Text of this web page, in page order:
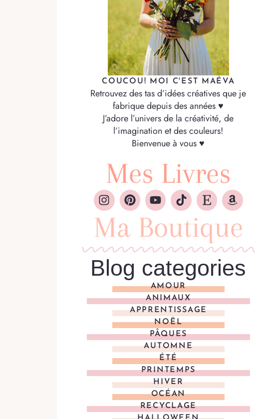
COUCOU! MOI C'EST MAÉVA
Retrouvez des tas d’idées créatives que je
fabrique depuis des années ♥
J’adore l’univers de la créativité, de
l’imagination et des couleurs!
Bienvenue à vous ♥
Mes Livres
Ma Boutique
Blog categories
AMOUR
ANIMAUX
APPRENTISSAGE
NOËL
PÂQUES
AUTOMNE
ÉTÉ
PRINTEMPS
HIVER
OCÉAN
RECYCLAGE